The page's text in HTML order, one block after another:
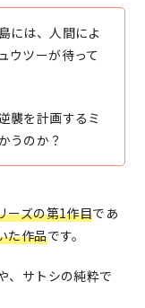
には、人間によ
ウツーが待って
襲を計画するミ
うのか？
ーズの第1作目であ
た作品です。
、サトシの純粋で